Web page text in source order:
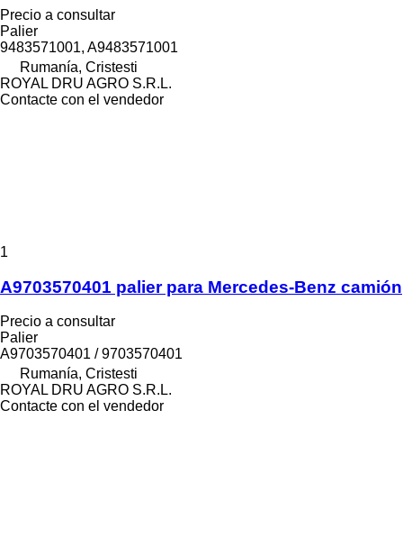
Precio a consultar
Palier
9483571001, A9483571001
Rumanía, Cristesti
ROYAL DRU AGRO S.R.L.
Contacte con el vendedor
1
A9703570401 palier para Mercedes-Benz camión
Precio a consultar
Palier
A9703570401 / 9703570401
Rumanía, Cristesti
ROYAL DRU AGRO S.R.L.
Contacte con el vendedor